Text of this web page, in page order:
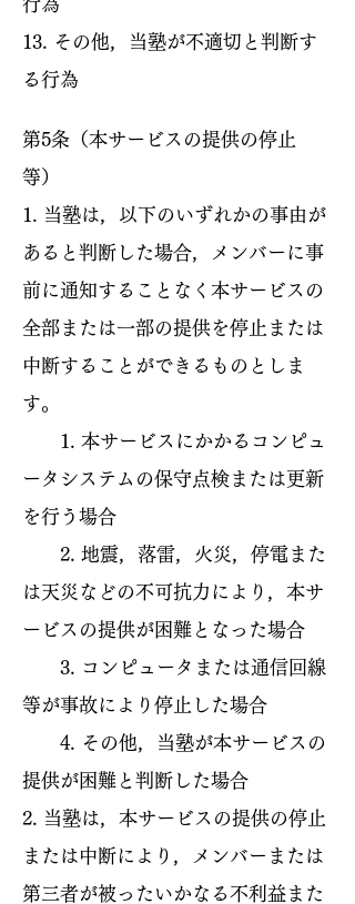
行為
13. その他，当塾が不適切と判断す
る行為
第5条（本サービスの提供の停止
等）
1. 当塾は，以下のいずれかの事由が
あると判断した場合，メンバーに事
前に通知することなく本サービスの
全部または一部の提供を停止または
中断することができるものとしま
す。
1. 本サービスにかかるコンピュ
ータシステムの保守点検または更新
を行う場合
2. 地震，落雷，火災，停電また
は天災などの不可抗力により，本サ
ービスの提供が困難となった場合
3. コンピュータまたは通信回線
等が事故により停止した場合
4. その他，当塾が本サービスの
提供が困難と判断した場合
2. 当塾は，本サービスの提供の停止
または中断により，メンバーまたは
第三者が被ったいかなる不利益また